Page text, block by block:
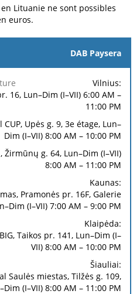
Lituanie ne sont possibles
euros.
À
fournir
de
À
fournir
lors du
DAB Paysera
Vilnius:
16, Lun–Dim (I–VII) 6:00 AM –
11:00 PM
Upės g. 9, 3e étage, Lun–
Dim (I–VII) 8:00 AM – 10:00 PM
Žirmūnų g. 64, Lun–Dim (I–VII)
8:00 AM – 11:00 PM
Kaunas:
Pramonės pr. 16F, Galerie
(I–VII) 7:00 AM – 9:00 PM
Klaipėda:
Taikos pr. 141, Lun–Dim (I–
VII) 8:00 AM – 10:00 PM
Šiauliai:
Saulės miestas, Tilžės g. 109,
(I–VII) 8:00 AM – 11:00 PM